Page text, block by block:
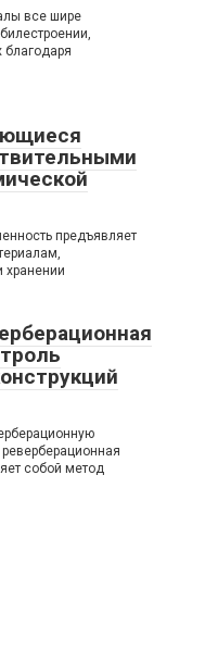
все шире
благодаря
предъявляет
хранении
собой метод